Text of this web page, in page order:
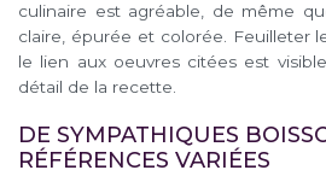
culinaire est agréable, de même
claire, épurée et colorée. Feuilleter
le lien aux oeuvres citées est
détail de la recette.
DE SYMPATHIQUES
RÉFÉRENCES VARIÉES